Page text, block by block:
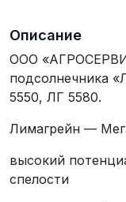
Описание
ООО
подсолнечника
5550, ЛГ 5580.
Лимагрейн —
высокий
спелости